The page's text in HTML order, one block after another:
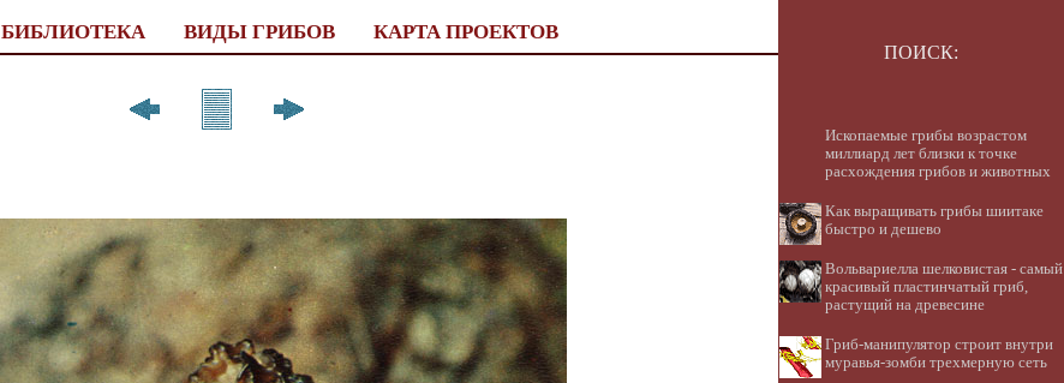
БИБЛИОТЕКА ВИДЫ ГРИБОВ КАРТА ПРОЕКТОВ
ПОИСК:
Ископаемые грибы возрастом
миллиард лет близки к точке
расхождения грибов и животных
Как выращивать грибы шиитаке
быстро и дешево
Вольвариелла шелковистая - самый
красивый пластинчатый гриб,
растущий на древесине
Гриб-манипулятор строит внутри
муравья-зомби трехмерную сеть